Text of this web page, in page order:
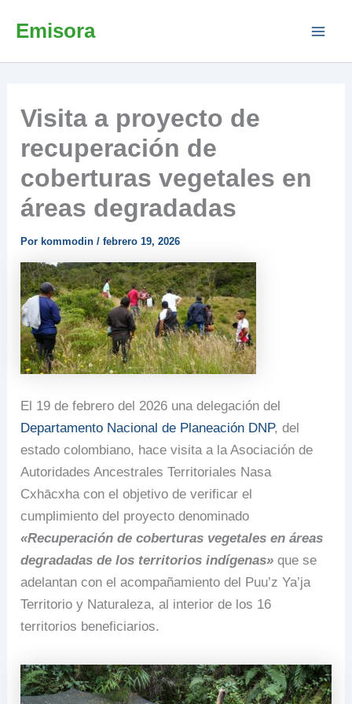
Emisora
Visita a proyecto de
recuperación de
coberturas vegetales en
áreas degradadas
Por kommodin/febrero 19, 2026
El 19 de febrero del 2026 una delegación del
Departamento Nacional de Planeación DNP, del
estado colombiano, hace visita a la Asociación de
Autoridades Ancestrales Territoriales Nasa
Cxhācxha con el objetivo de verificar el
cumplimiento del proyecto denominado
«Recuperación de coberturas vegetales en áreas
degradadas de los territorios indígenas» que se
adelantan con el acompañamiento del Puu’z Ya’ja
Territorio y Naturaleza, al interior de los 16
territorios beneficiarios.